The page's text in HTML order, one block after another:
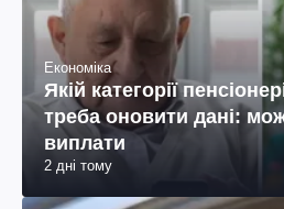
Економіка
Якій категорії
треба оновити дані:
виплати
2 дні тому